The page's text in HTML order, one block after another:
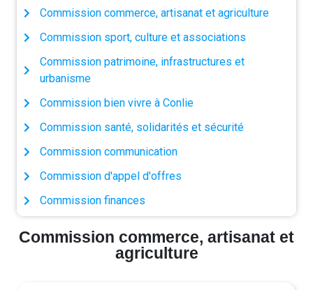
Commission commerce, artisanat et agriculture
Commission sport, culture et associations
Commission patrimoine, infrastructures et
urbanisme
Commission bien vivre à Conlie
Commission santé, solidarités et sécurité
Commission communication
Commission d'appel d'offres
Commission finances
Commission commerce, artisanat et
agriculture